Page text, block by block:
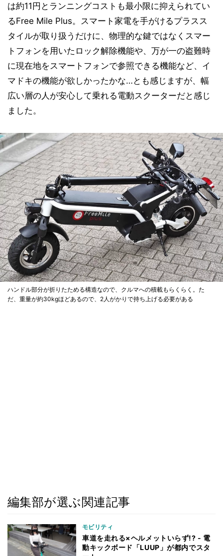
は約11円とランニングコストも最小限に抑えられてい
るFree Mile Plus。スマート家電を手がけるプラスス
タイルが取り扱うだけに、物理的な鍵ではなくスマー
トフォンを用いたロック解除機能や、万が一の盗難時
に現在地をスマートフォンで参照できる機能など、イ
マドキの機能が欲しかったかな…とも感じますが、幅
広い層の人が安心して乗れる電動スクーターだと感じ
ました。
ハンドル部分が折りたためる構造なので、クルマへの積載もらくらく。た
だ、重量が約30kgほどあるので、2人がかりで持ち上げる必要がある
編集部が選ぶ関連記事
モビリティ
車道を走れる×ヘルメットいらず!? - 電
動キックボード「LUUP」が都内でスタ